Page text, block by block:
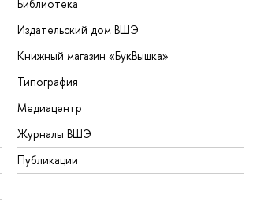
Библиотека
Издательский дом ВШЭ
Книжный магазин «БукВышка»
Типография
Медиацентр
Журналы ВШЭ
Публикации